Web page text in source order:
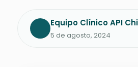
Equipo Clínico API
5 de agosto, 2024